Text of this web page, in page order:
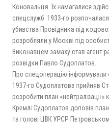
Коновальця. Їх намагалися
спецслужб. 1933-го розпочалася
убивства Провідника під
розробляли у Москві під
Виконавцем замаху став агент
розвідки Павло Судоплатов.
Про спецоперацію інформували
1937-го Судоплатова прийняв
розробити план
Кремлі Судоплатов доповів
та голові ЦВК УРСР